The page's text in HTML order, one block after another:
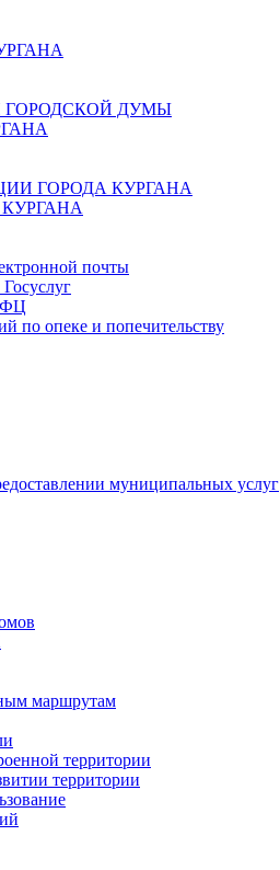
ГОРОДСКОЙ ДУМЫ
ГОРОДА КУРГАНА
почты
по опеке и попечительству
муниципальных услуг
маршрутам
территории
территории